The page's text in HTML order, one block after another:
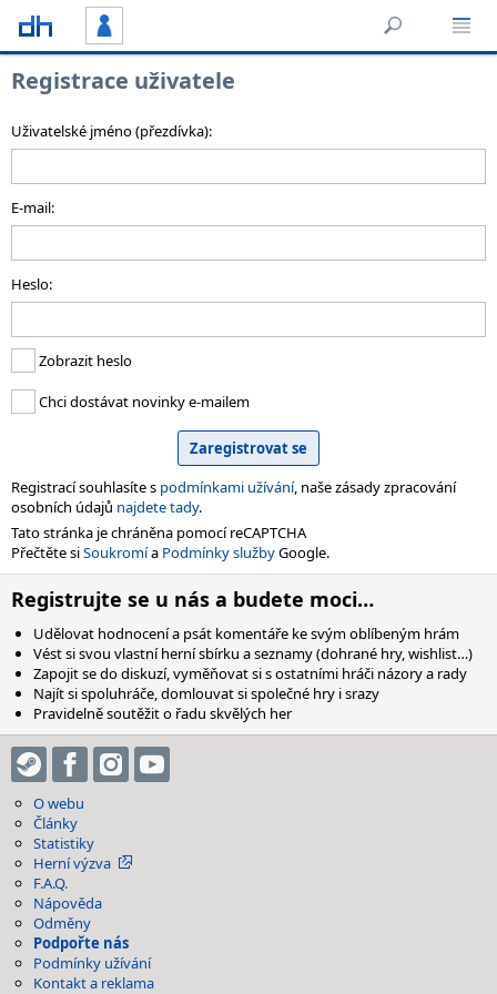
Registrace uživatele
Uživatelské jméno (přezdívka):
E-mail:
Heslo:
Zobrazit heslo
Chci dostávat novinky e-mailem
Registrací souhlasíte s podmínkami užívání, naše zásady zpracování
osobních údajů najdete tady.
Tato stránka je chráněna pomocí reCAPTCHA
Přečtěte siSoukromía Podmínky službyGoogle.
Registrujte se u nás a budete moci…
Udělovat hodnocení a psát komentáře ke svým oblíbeným hrám
Vést si svou vlastní herní sbírku a seznamy (dohrané hry, wishlist…)
Zapojit se do diskuzí, vyměňovat si s ostatními hráči názory a rady
Najít si spoluhráče, domlouvat si společné hry i srazy
Pravidelně soutěžit o řadu skvělých her
O webu
Články
Statistiky
Herní výzva
F.A.Q.
Nápověda
Odměny
Podpořte nás
Podmínky užívání
Kontakt a reklama